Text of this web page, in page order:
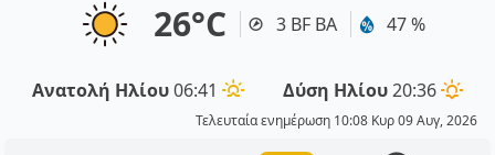
26°C 3 BF ΒΑ 47 %
Ανατολή Ηλίου06:41 Δύση Ηλίου20:36
Τελευταία ενημέρωση 10:08 Κυρ 09 Αυγ, 2026